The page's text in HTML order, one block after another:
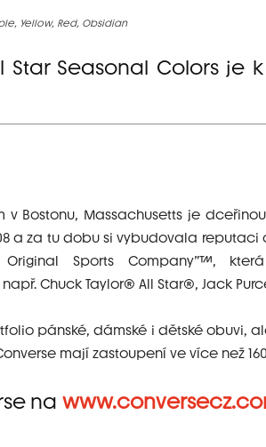
Yellow, Red, Obsidian
Star Seasonal Colors je
v Bostonu, Massachusetts je
a za tu dobu si vybudovala
Sports Company”™,
Chuck Taylor® All Star®, Jack
pánské, dámské i dětské obuvi,
mají zastoupení ve více než
na